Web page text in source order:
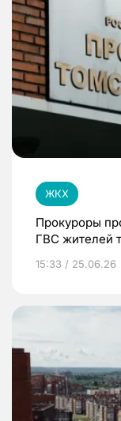
ЖКХ
Прокуроры
ГВС жителей
15:33 / 25.06.26